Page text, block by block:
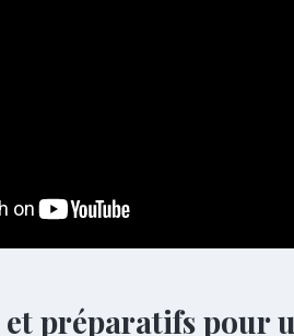
préparatifs pour